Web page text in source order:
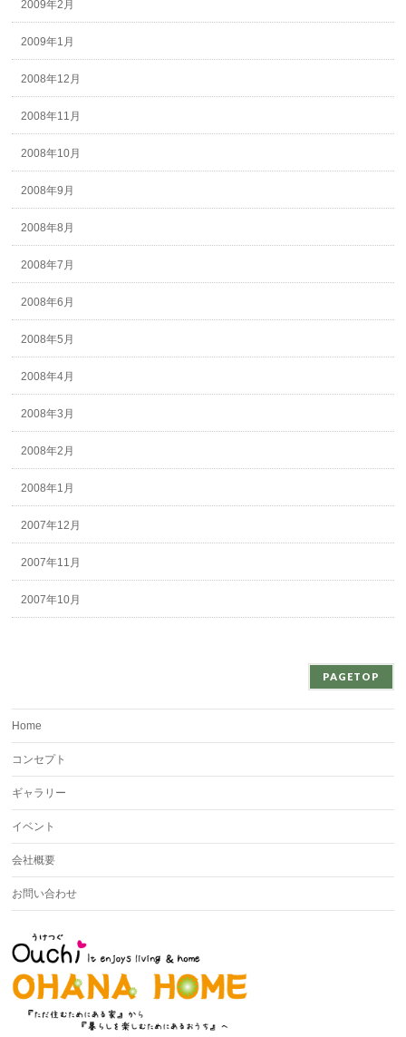
2009年2月
2009年1月
2008年12月
2008年11月
2008年10月
2008年9月
2008年8月
2008年7月
2008年6月
2008年5月
2008年4月
2008年3月
2008年2月
2008年1月
2007年12月
2007年11月
2007年10月
PAGETOP
Home
コンセプト
ギャラリー
イベント
会社概要
お問い合わせ